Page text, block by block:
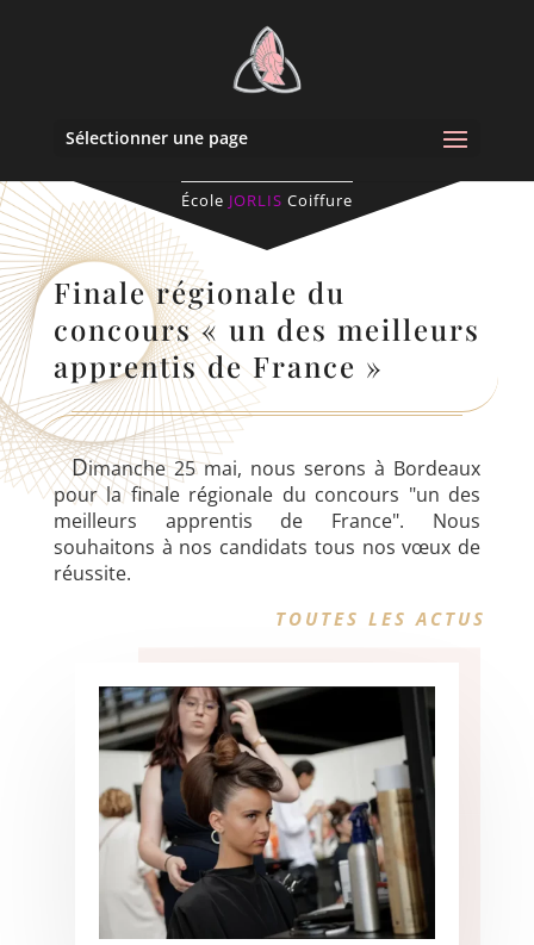
Sélectionner une page
École JORLIS Coiffure
Finale régionale du
concours « un des meilleurs
apprentis de France »
Dimanche 25 mai, nous serons à Bordeaux
pour la finale régionale du concours "un des
meilleurs apprentis de France". Nous
souhaitons à nos candidats tous nos vœux de
réussite.
TOUTES LES ACTUS